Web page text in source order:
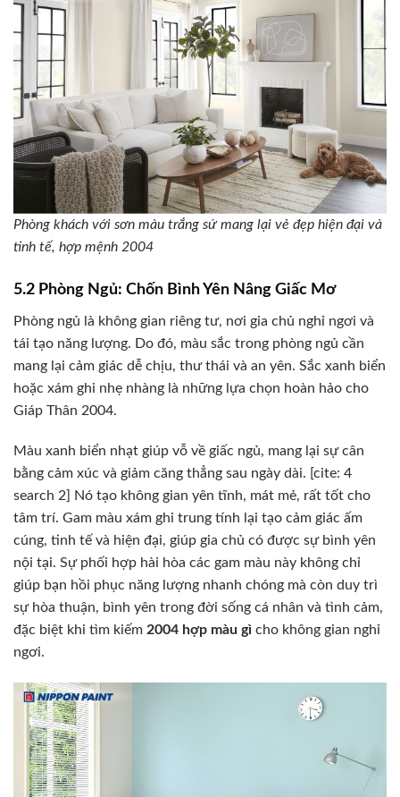
Phòng khách với sơn màu trắng sứ mang lại vẻ đẹp hiện đại và
tinh tế, hợp mệnh 2004
5.2 Phòng Ngủ: Chốn Bình Yên Nâng Giấc Mơ
Phòng ngủ là không gian riêng tư, nơi gia chủ nghỉ ngơi và
tái tạo năng lượng. Do đó, màu sắc trong phòng ngủ cần
mang lại cảm giác dễ chịu, thư thái và an yên. Sắc xanh biển
hoặc xám ghi nhẹ nhàng là những lựa chọn hoàn hảo cho
Giáp Thân 2004.
Màu xanh biển nhạt giúp vỗ về giấc ngủ, mang lại sự cân
bằng cảm xúc và giảm căng thẳng sau ngày dài. [cite: 4
search 2] Nó tạo không gian yên tĩnh, mát mẻ, rất tốt cho
tâm trí. Gam màu xám ghi trung tính lại tạo cảm giác ấm
cúng, tinh tế và hiện đại, giúp gia chủ có được sự bình yên
nội tại. Sự phối hợp hài hòa các gam màu này không chỉ
giúp bạn hồi phục năng lượng nhanh chóng mà còn duy trì
sự hòa thuận, bình yên trong đời sống cá nhân và tình cảm,
đặc biệt khi tìm kiếm 2004 hợp màu gì cho không gian nghỉ
ngơi.